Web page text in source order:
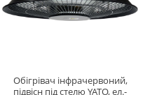
Обігрівач інфрачервоний,
підвісн під стелю YATO, ел.-